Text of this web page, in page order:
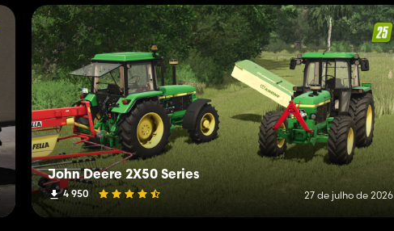
John Deere 2X50 Series
4 950 27 de julho de 2026